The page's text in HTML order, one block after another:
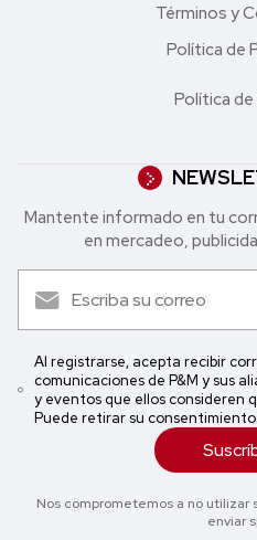
Términos y
Política de
Política
Mantente informado en tu
en mercadeo,
Al registrarse, acepta recibir
comunicaciones de P&M y sus
y eventos que ellos consideren
Puede retirar su
Nos comprometemos a no
enviar